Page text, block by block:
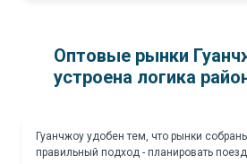
Оптовые рынки
устроена логика
Гуанчжоу удобен тем, что рынки
правильный подход - планировать